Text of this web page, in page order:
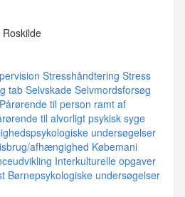
Stresshåndtering Stress
tabSelvskade Selvmordsforsøg
Pårørende til person ramt af
til alvorligt psykisk syge
undersøgelser
afhængighed Købemani
Interkulturelle opgaver
Børnepsykologiske undersøgelser